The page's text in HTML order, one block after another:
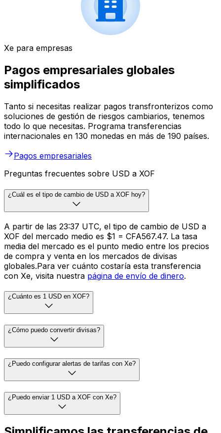
Xe para empresas
Pagos empresariales globales
simplificados
Tanto si necesitas realizar pagos transfronterizos como
soluciones de gestión de riesgos cambiarios, tenemos
todo lo que necesitas. Programa transferencias
internacionales en 130 monedas en más de 190 países.
Pagos empresariales
Preguntas frecuentes sobre USD a XOF
¿Cuál es el tipo de cambio de USD a XOF hoy?
A partir de las 23:37 UTC, el tipo de cambio de USD a
XOF del mercado medio es $1 = CFA567.47. La tasa
media del mercado es el punto medio entre los precios
de compra y venta en los mercados de divisas
globales.Para ver cuánto costaría esta transferencia
con Xe, visita nuestra página de envío de dinero.
¿Cuánto es 1 USD en XOF?
¿Cómo puedo convertir divisas?
¿Puedo configurar alertas de tarifas con Xe?
¿Puedo enviar 1 USD a XOF con Xe?